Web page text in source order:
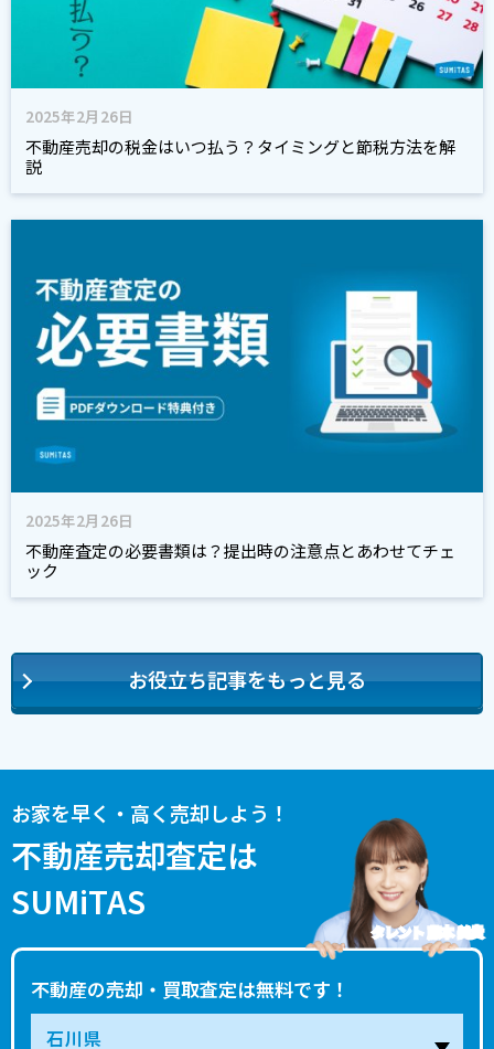
2025年2月26日
不動産売却の税金はいつ払う？タイミングと節税方法を解
説
2025年2月26日
不動産査定の必要書類は？提出時の注意点とあわせてチェ
ック
お役立ち記事をもっと見る
お家を早く・高く売却しよう！
不動産売却査定は
SUMiTAS
不動産の売却・買取査定は無料です！
タレント 藤本 美貴